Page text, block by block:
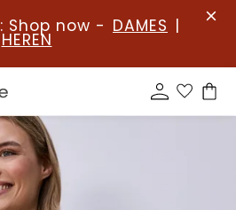
: Shop now - DAMES |
HEREN